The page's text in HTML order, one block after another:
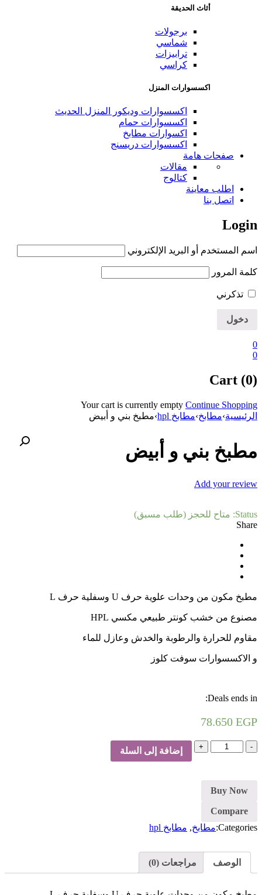
أثاث الحديقة
برجولات
شماسي
ترابيزات
كراسي
اكسسوارات المنزل
اكسسوارات وديكور المنزل الحديث
اكسسوارات حمام
اكسوارات مطابخ
اكسسوارات دريسنج
صفحات هامة
مقالات
كتالوج
اطلب معاينة
اتصل بنا
Login
اسم المستخدم أو البريد الإلكتروني
كلمة المرور
تذكرني
0
0
Cart (0)
Your cart is currently empty Continue Shopping
الرئيسية›مطابخ›مطابخ hpl ›مطبخ بني و أبيض
مطبخ بني و أبيض
Add your review
Status: متاح للحجز (طلب مسبق)
Share
مطبخ مكون من وحدات علوية حرف U وسفلية حرف L
مصنوع من خشب كونتر طبيعي مكسي HPL
مقاوم للحرارة والرطوبة والخدش وعازل للماء
و الاكسسوارات سوفت كلوز
Deals ends in:
78.650 EGP
كمية
أبيض
إضافة إلى السلة
Buy Now
Compare
Categories: مطابخ, مطابخ hpl
الوصف مراجعات (0)